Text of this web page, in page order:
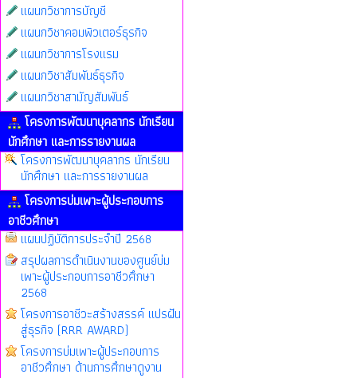
แผนกวิชาการบัญชี
แผนกวิชาคอมพิวเตอร์ธุรกิจ
แผนกวิชาการโรงแรม
แผนกวิชาสัมพันธ์ธุรกิจ
แผนกวิชาสามัญสัมพันธ์
โครงการพัฒนาบุคลากร นักเรียน
นักศึกษา และการรายงานผล
โครงการพัฒนาบุคลากร นักเรียน
นักศึกษา และการรายงานผล
โครงการบ่มเพาะผู้ประกอบการ
อาชีวศึกษา
แผนปฏิบัติการประจำปี 2568
สรุปผลการดำเนินงานของศูนย์บ่ม
เพาะผู้ประกอบการอาชีวศึกษา
2568
โครงการอาชีวะสร้างสรรค์ แปรฝัน
สู่ธุรกิจ (RRR AWARD)
โครงการบ่มเพาะผู้ประกอบการ
อาชีวศึกษา ด้านการศึกษาดูงาน